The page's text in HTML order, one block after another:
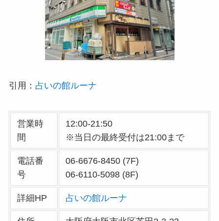
引用： 占いの館ルーナ
営業時
間
12:00-21:50
※当日の最終受付は21:00まで
電話番
号
06-6676-8450 (7F)
06-6110-5098 (8F)
詳細HP 占いの館ルーナ